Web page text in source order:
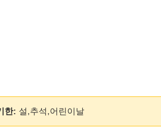
한: 설,추석,어린이날